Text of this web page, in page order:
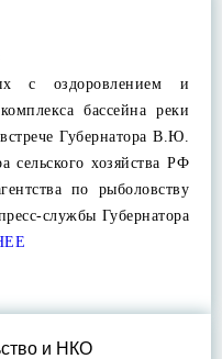
с оздоровлением и
бассейна реки
Губернатора В.Ю.
сельского хозяйства РФ
по рыболовству
службы Губернатора
и НКО